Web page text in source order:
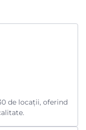
de locații, oferind